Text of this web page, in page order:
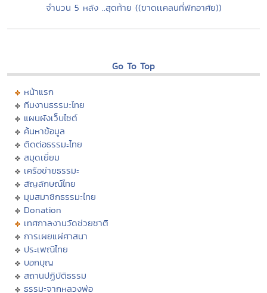
จำนวน 5 หลัง ..สุดท้าย ((ขาดเเคลนที่พักอาศัย))
Go To Top
หน้าแรก
ทีมงานธรรมะไทย
แผนผังเว็บไซต์
ค้นหาข้อมูล
ติดต่อธรรมะไทย
สมุดเยี่ยม
เครือข่ายธรรมะ
สัญลักษณ์ไทย
มุมสมาชิกธรรมะไทย
Donation
เทศกาลงานวัดช่วยชาติ
การเผยแผ่ศาสนา
ประเพณีไทย
บอกบุญ
สถานปฏิบัติธรรม
ธรรมะจากหลวงพ่อ